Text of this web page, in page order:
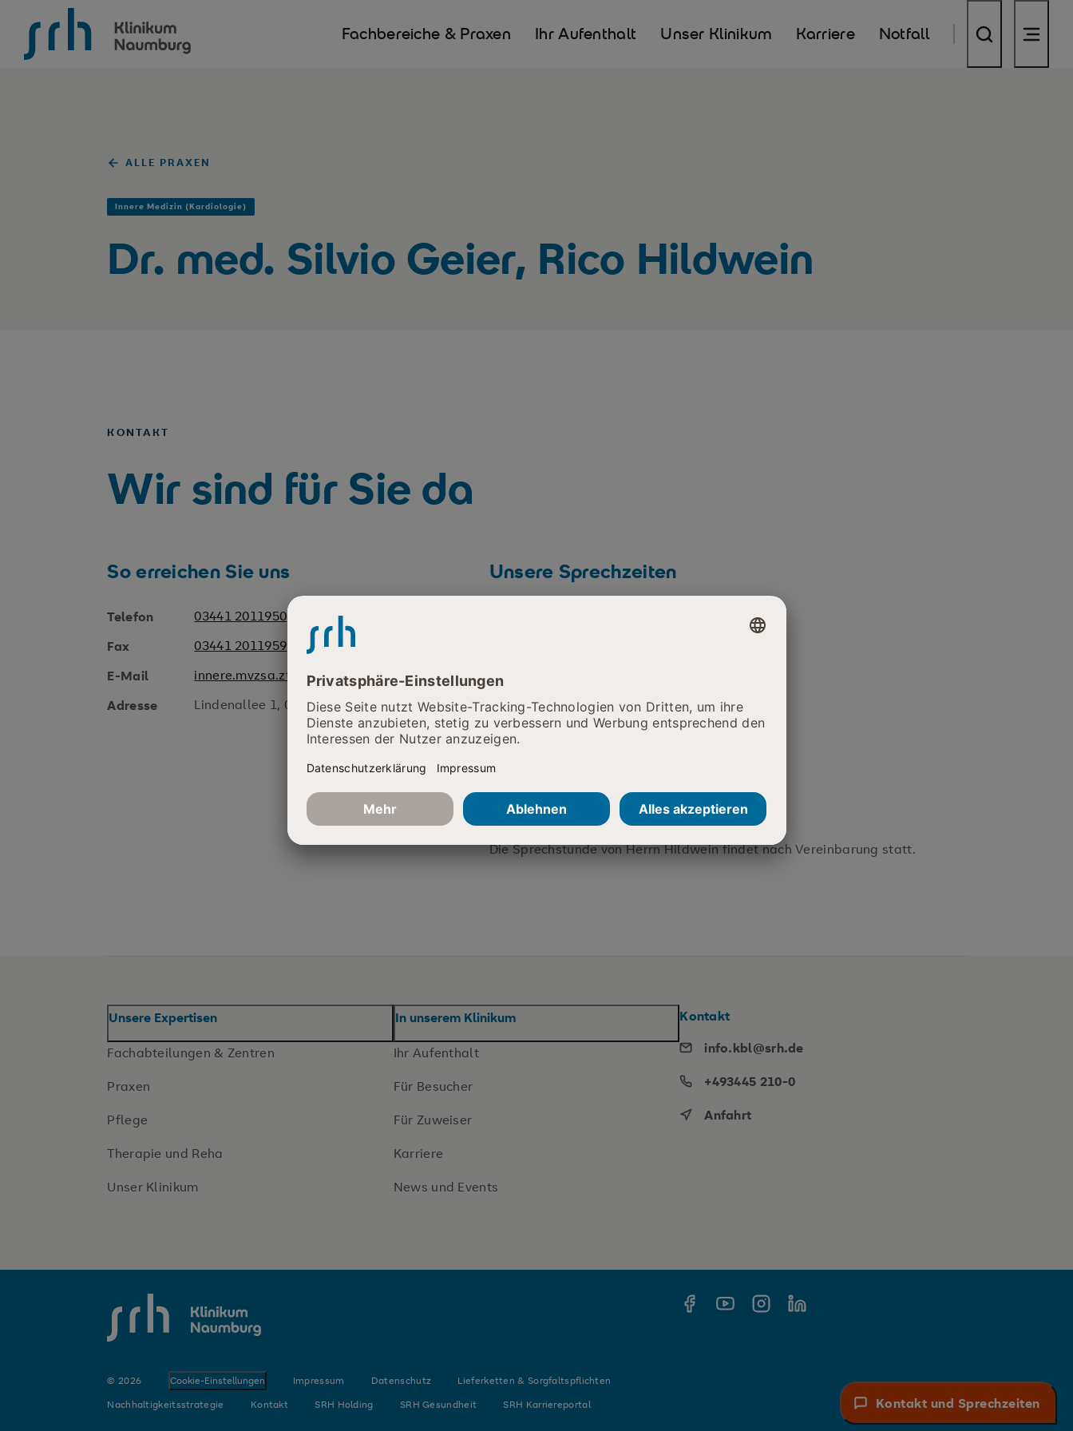
Fachbereiche & Praxen Ihr Aufenthalt Unser Klinikum Karriere Notfall
ALLE PRAXEN
Innere Medizin (Kardiologie)
Dr. med. Silvio Geier, Rico Hildwein
KONTAKT
Wir sind für Sie da
So erreichen Sie uns
Telefon
03441 2011950
Fax
03441 2011959
E-Mail
innere.mvzsa.ztz@srh.de
Adresse
Lindenallee 1, 06712 Zeitz
Unsere Sprechzeiten
Mittwoch
08:00 – 12:00 Uhr
13:00 – 15:00 Uhr
Freitag
08:00 – 11:00 Uhr
Die Sprechstunde von Herrn Hildwein findet nach Vereinbarung statt.
Unsere Expertisen
Fachabteilungen & Zentren
Praxen
Pflege
Therapie und Reha
Unser Klinikum
In unserem Klinikum
Ihr Aufenthalt
Für Besucher
Für Zuweiser
Karriere
News und Events
Kontakt
info.kbl@srh.de
+493445 210-0
Anfahrt
FacebookYoutubeInstagramLinkedin
© 2026 Cookie-Einstellungen Impressum Datenschutz
Lieferketten & Sorgfaltspflichten
Nachhaltigkeitsstrategie
Kontakt SRH Holding SRH Gesundheit SRH Karriereportal Kontakt und Sprechzeiten